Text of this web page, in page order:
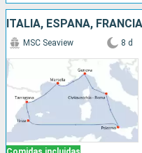
ITALIA, ESPAÑA, FRANCIA
MSC Seaview 8 d